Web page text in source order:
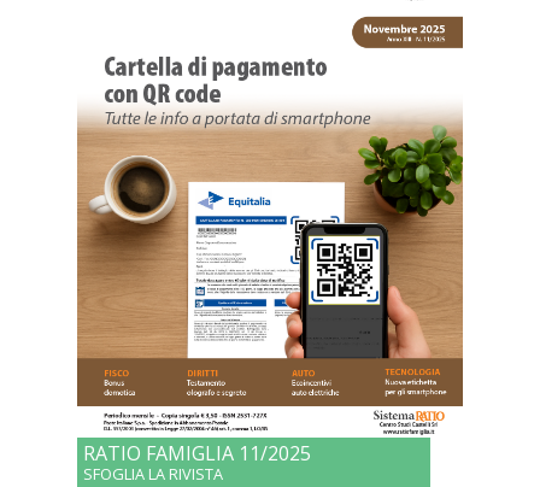
RATIO FAMIGLIA 11/2025
SFOGLIA LA RIVISTA